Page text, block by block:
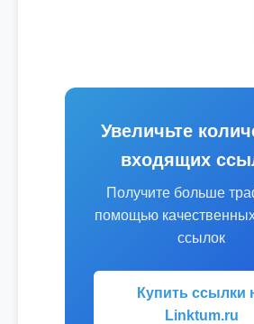
Увеличьте
входящих
Получите больше
помощью
ссылок
Купить ссылки
Linktum.ru